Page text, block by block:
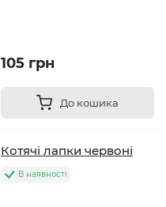
105 грн
До кошика
Котячі лапки червоні
В наявності